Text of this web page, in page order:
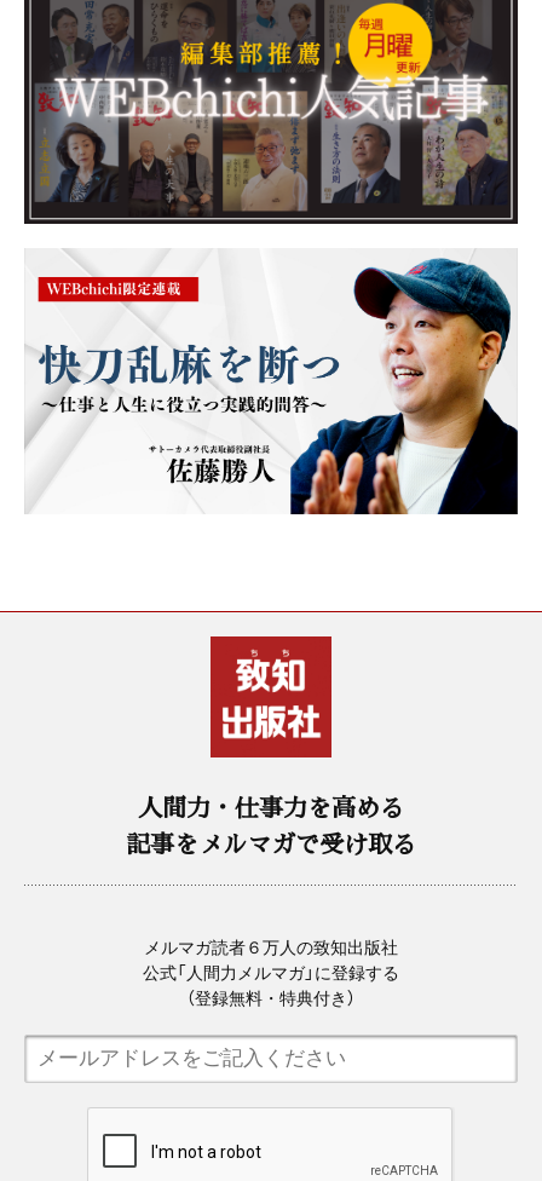
人間力・仕事力を高める
記事をメルマガで受け取る
メルマガ読者６万人の致知出版社
公式「人間力メルマガ」に登録する
（登録無料・特典付き）